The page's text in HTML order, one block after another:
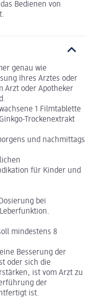
Bedienen von
genau wie
Ihres Arztes oder
Arzt oder Apotheker
1 Filmtablette
Trockenextrakt
und nachmittags
für Kinder und
bei
mindestens 8
Besserung der
oder sich die
ist vom Arzt zu
der
ist.